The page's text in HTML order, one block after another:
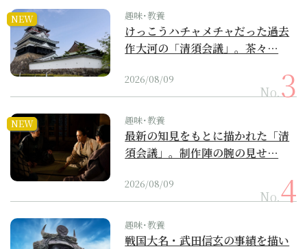
NEW 趣味･教養
けっこうハチャメチャだった過去
作大河の「清須会議」。茶々…
2026/08/09
No.
NEW 趣味･教養
最新の知見をもとに描かれた「清
須会議」。制作陣の腕の見せ…
2026/08/09
No.
趣味･教養
戦国大名・武田信玄の事績を描い